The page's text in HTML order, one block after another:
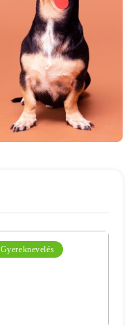
Gyereknevelés